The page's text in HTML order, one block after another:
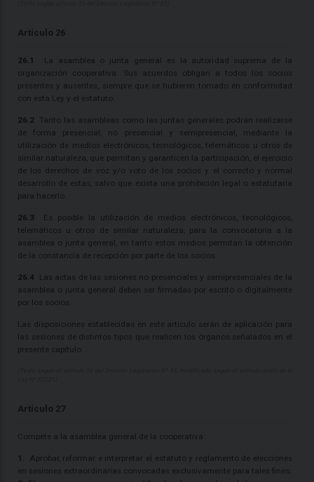
Artículo 26
26.1
La asamblea o junta general es la autoridad suprema de la
organización cooperativa. Sus acuerdos obligan a todos los socios
presentes y ausentes, siempre que se hubieren tomado en conformidad
con esta Ley y el estatuto.
26.2
Tanto las asambleas como las juntas generales podrán realizarse
de forma presencial, no presencial y semipresencial, mediante la
utilización de medios electrónicos, tecnológicos, telemáticos u otros de
similar naturaleza, que permitan y garanticen la participación, el ejercicio
de los derechos de voz y/o voto de los socios y el correcto y normal
desarrollo de estas, salvo que exista una prohibición legal o estatutaria
para hacerlo.
26.3
Es posible la utilización de medios electrónicos, tecnológicos,
telemáticos u otros de similar naturaleza, para la convocatoria a la
asamblea o junta general, en tanto estos medios permitan la obtención
de la constancia de recepción por parte de los socios.
26.4
Las actas de las sesiones no presenciales y semipresenciales de la
asamblea o junta general deben ser firmadas por escrito o digitalmente
por los socios.
Las disposiciones establecidas en este artículo serán de aplicación para
las sesiones de distintos tipos que realicen los órganos señalados en el
presente capítulo.
Artículo 27
Compete a la asamblea general de la cooperativa:
1.
Aprobar, reformar e interpretar el estatuto y reglamento de elecciones
en sesiones extraordinarias convocadas exclusivamente para tales fines;